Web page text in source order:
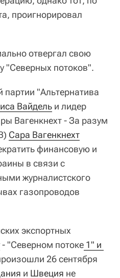
проигнорировал
отвергал свою
"Северных потоков".
партии "Альтернатива
Вайдель и лидер
Вагенкнехт - За разум
Сара Вагенкнехт
финансовую и
в связи с
журналистского
газопроводов
экспортных
- "Северном потоке 1" и
26 сентября
и Швеция не